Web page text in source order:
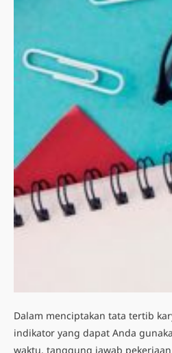
Dalam menciptakan tata tertib
indikator yang dapat Anda
waktu, tanggung jawab